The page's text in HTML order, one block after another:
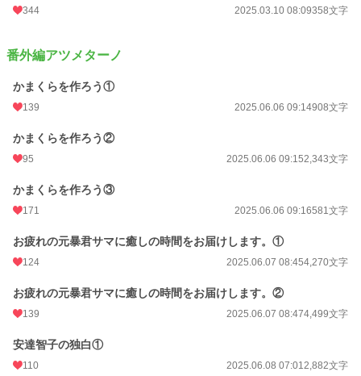
344 2025.03.10 08:09358文字
番外編アツメターノ
かまくらを作ろう①
139 2025.06.06 09:14908文字
かまくらを作ろう②
95 2025.06.06 09:152,343文字
かまくらを作ろう③
171 2025.06.06 09:16581文字
お疲れの元暴君サマに癒しの時間をお届けします。①
124 2025.06.07 08:454,270文字
お疲れの元暴君サマに癒しの時間をお届けします。②
139 2025.06.07 08:474,499文字
安達智子の独白①
110 2025.06.08 07:012,882文字